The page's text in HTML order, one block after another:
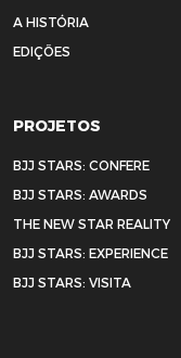
A HISTÓRIA
EDIÇÕES
PROJETOS
BJJ STARS: CONFERE
BJJ STARS: AWARDS
THE NEW STAR REALITY
BJJ STARS: EXPERIENCE
BJJ STARS: VISITA